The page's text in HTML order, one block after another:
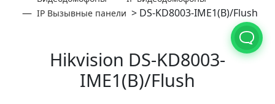
IP Вызывные панели > DS-KD8003-IME1(B)/Flush
Hikvision DS-KD8003-
IME1(B)/Flush